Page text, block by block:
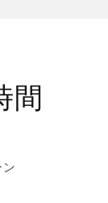
間